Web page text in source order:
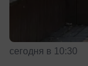
сегодня в 10:30